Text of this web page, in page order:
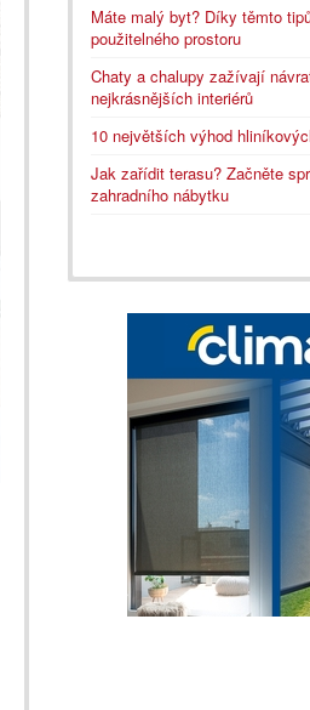
Máte malý byt? Díky těmto
použitelného prostoru
Chaty a chalupy zažívají
nejkrásnějších interiérů
10 největších výhod
Jak zařídit terasu? Začněte
zahradního nábytku